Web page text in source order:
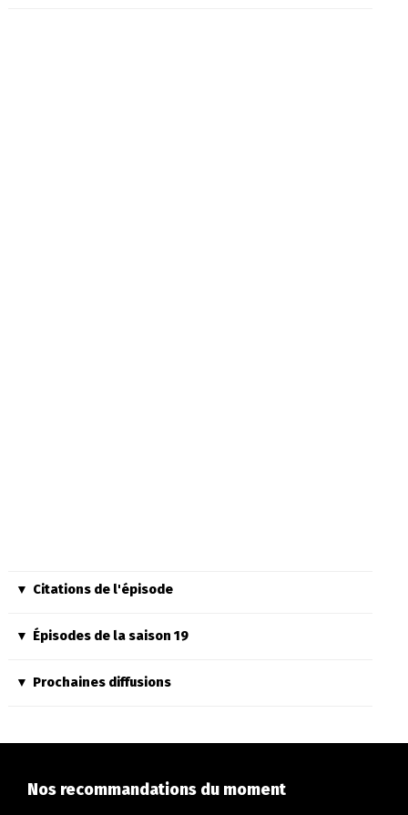
Citations de l'épisode
Épisodes de la saison 19
Prochaines diffusions
Nos recommandations du moment